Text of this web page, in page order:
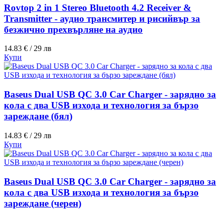
Rovtop 2 in 1 Stereo Bluetooth 4.2 Receiver &
Transmitter - аудио трансмитер и рисийвър за
безжично прехвърляне на аудио
14.83 € / 29 лв
Купи
Baseus Dual USB QC 3.0 Car Charger - зарядно за
кола с два USB изхода и технология за бързо
зареждане (бял)
14.83 € / 29 лв
Купи
Baseus Dual USB QC 3.0 Car Charger - зарядно за
кола с два USB изхода и технология за бързо
зареждане (черен)